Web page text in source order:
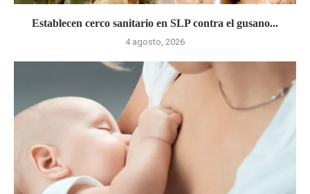
Establecen cerco sanitario en SLP contra el gusano...
4 agosto, 2026